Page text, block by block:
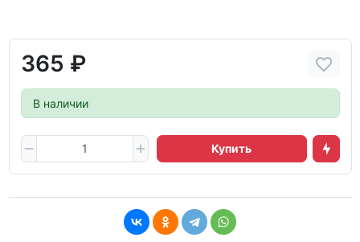
365 ₽
В наличии
Купить